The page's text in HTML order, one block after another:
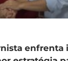
enfrenta